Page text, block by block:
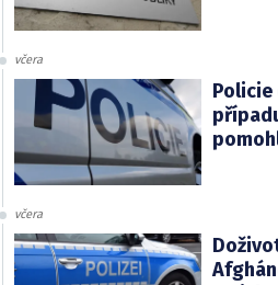
včera
Policie
včera